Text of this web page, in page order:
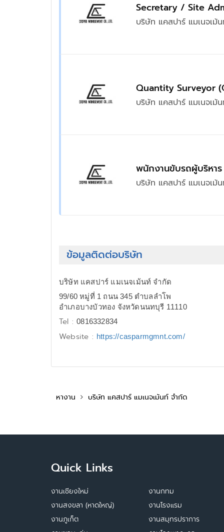
Secretary / Site
บริษัท แคสปาร์ แมเนจเม้
Quantity Surveyor
บริษัท แคสปาร์ แมเนจเม้
พนักงานขับรถผู้บริหาร
บริษัท แคสปาร์ แมเนจเม้
ข้อมูลติดต่อบริษัท
บริษัท แคสปาร์ แมเนจเม้นท์ จำกัด
99/60 หมู่ที่ 1 ถนน 345 ตำบลลำโพ
อำเภอบางบัวทอง จังหวัดนนทบุรี 11110
Tel :0816332834
Website : https://casparmgmnt.com/
หางาน บริษัท แคสปาร์ แมเนจเม้นท์ จำกัด
Quick Links
งานเชียงใหม่
งานสงขลา (หาดใหญ่)
งานภูเก็ต
งานกทม
งานโรงแรม
งานสมุทรปราการ